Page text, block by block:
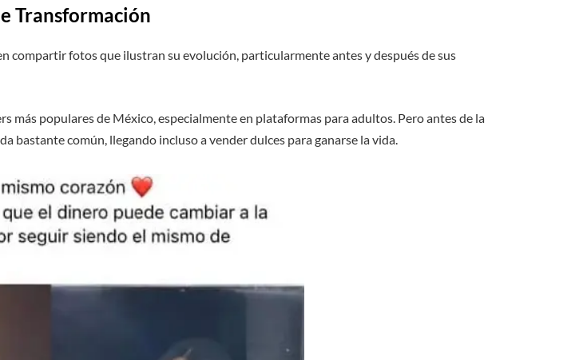
Transformación
compartir fotos que ilustran su evolución, particularmente antes y después de sus
más populares de México, especialmente en plataformas para adultos. Pero antes de la
bastante común, llegando incluso a vender dulces para ganarse la vida.